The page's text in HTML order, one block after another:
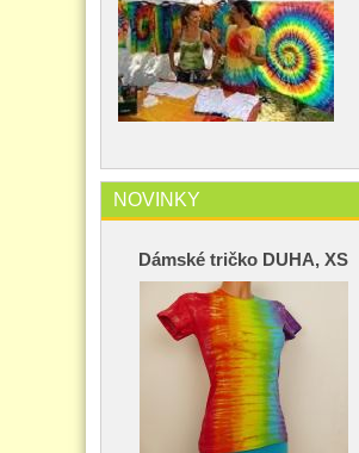
NOVINKY
Dámské tričko DUHA, XS